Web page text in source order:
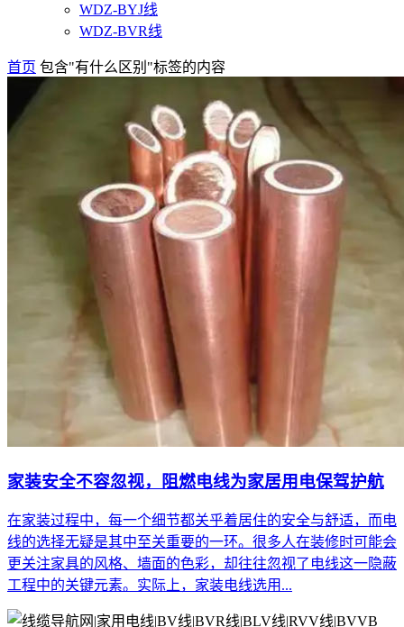
WDZ-BYJ线
WDZ-BVR线
首页 包含"有什么区别"标签的内容
家装安全不容忽视，阻燃电线为家居用电保驾护航
在家装过程中，每一个细节都关乎着居住的安全与舒适，而电
线的选择无疑是其中至关重要的一环。很多人在装修时可能会
更关注家具的风格、墙面的色彩，却往往忽视了电线这一隐蔽
工程中的关键元素。实际上，家装电线选用...